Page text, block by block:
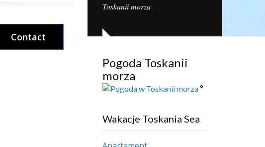
Contact
Toskanii morza
Pogoda Toskanii
morza
°
Wakacje Toskania Sea